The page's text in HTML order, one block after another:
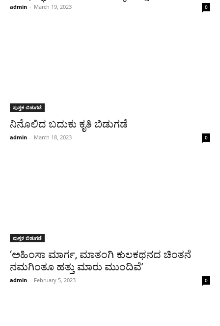
admin - March 19, 2023 0
ಪುಸ್ತಕ ಬಿಡುಗಡೆ
ನಿನೊಲಿದ ಬದುಕು ಕೃತಿ ಬಿಡುಗಡೆ
admin - March 18, 2023 0
ಪುಸ್ತಕ ಬಿಡುಗಡೆ
‘ಅಹಿಂಸಾ ಮಾರ್ಗ, ಮಾತಂಗಿ ಕುಲಕಥನದ ಚಿಂತನೆ
ನಮಗಿಂತೂ ಹತ್ತು ಮಾರು ಮುಂದಿವೆ’
admin - February 5, 2023 0